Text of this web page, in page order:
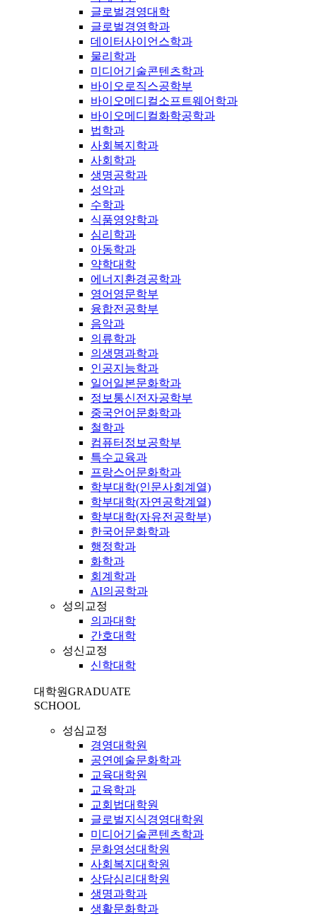
글로벌경영대학
글로벌경영학과
데이터사이언스학과
물리학과
미디어기술콘텐츠학과
바이오로직스공학부
바이오메디컬소프트웨어학과
바이오메디컬화학공학과
법학과
사회복지학과
사회학과
생명공학과
성악과
수학과
식품영양학과
심리학과
아동학과
약학대학
에너지환경공학과
영어영문학부
융합전공학부
음악과
의류학과
의생명과학과
인공지능학과
일어일본문화학과
정보통신전자공학부
중국언어문화학과
철학과
컴퓨터정보공학부
특수교육과
프랑스어문화학과
학부대학(인문사회계열)
학부대학(자연공학계열)
학부대학(자유전공학부)
한국어문화학과
행정학과
화학과
회계학과
AI의공학과
성의교정
의과대학
간호대학
성신교정
신학대학
대학원GRADUATE
SCHOOL
성심교정
경영대학원
공연예술문화학과
교육대학원
교육학과
교회법대학원
글로벌지식경영대학원
미디어기술콘텐츠학과
문화영성대학원
사회복지대학원
상담심리대학원
생명과학과
생활문화학과